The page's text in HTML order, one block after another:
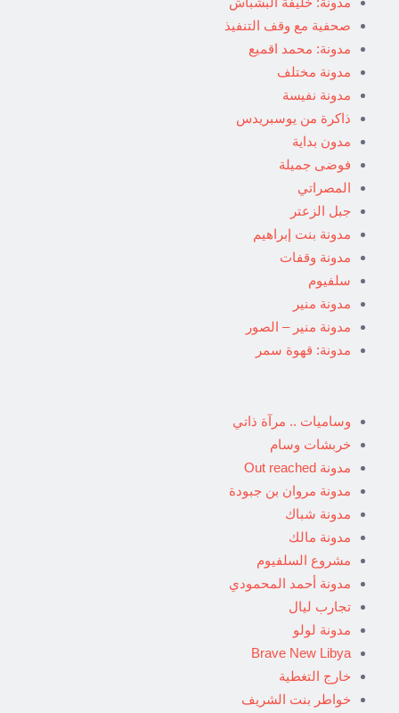
صحفية مع وقف التنفيذ
مدونة: محمد اقميع
مدونة مختلف
مدونة نفيسة
ذاكرة من يوسبريدس
مدون بداية
فوضى جميلة
المصراتي
جبل الزعتر
مدونة بنت إبراهيم
مدونة وقفات
سلفيوم
مدونة منير
مدونة منير – الصور
مدونة: قهوة سمر
وساميات .. مرآة ذاتي
خربشات وسام
مدونة Out reached
مدونة مروان بن جبودة
مدونة شباك
مدونة مالك
مشروع السلفيوم
مدونة أحمد المحمودي
تجارب ليال
مدونة لولو
Brave New Libya
خارج التغطية
خواطر بنت الشريف